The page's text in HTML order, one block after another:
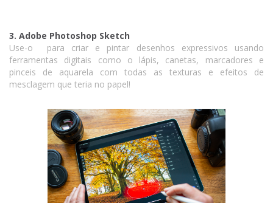
3. Adobe Photoshop Sketch
Use-o para criar e pintar desenhos expressivos usando
ferramentas digitais como o lápis, canetas, marcadores e
pinceis de aquarela com todas as texturas e efeitos de
mesclagem que teria no papel!